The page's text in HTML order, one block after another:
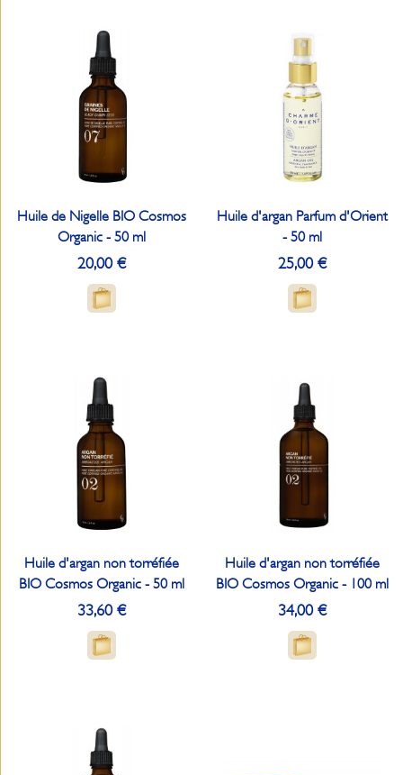
Huile de Nigelle BIO Cosmos
Organic - 50 ml
20,00 €
Huile d'argan Parfum d'Orient
- 50 ml
25,00 €
Huile d'argan non torréfiée
BIO Cosmos Organic - 50 ml
33,60 €
Huile d'argan non torréfiée
BIO Cosmos Organic - 100 ml
34,00 €